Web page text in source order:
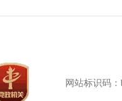
网站标识码